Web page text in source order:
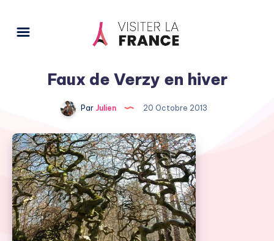
Faux de Verzy en hiver
Par Julien 20 Octobre 2013